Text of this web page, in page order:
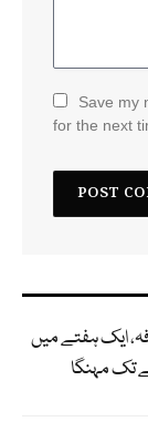
Save my
for the next
ایک ہفتے میں